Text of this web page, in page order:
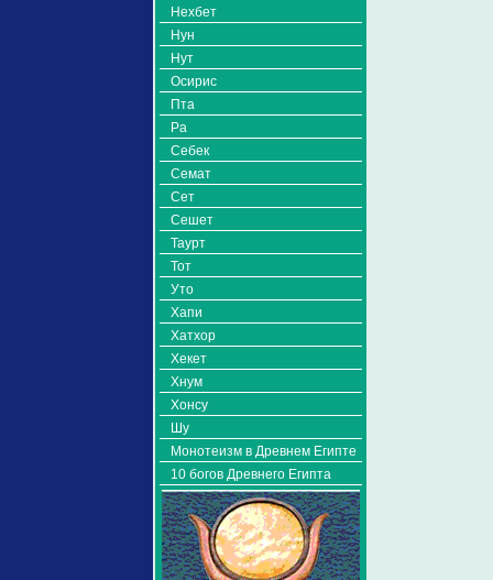
Нехбет
Нун
Нут
Осирис
Пта
Ра
Себек
Семат
Сет
Сешет
Таурт
Тот
Уто
Хапи
Хатхор
Хекет
Хнум
Хонсу
Шу
Монотеизм в Древнем Египте
10 богов Древнего Египта